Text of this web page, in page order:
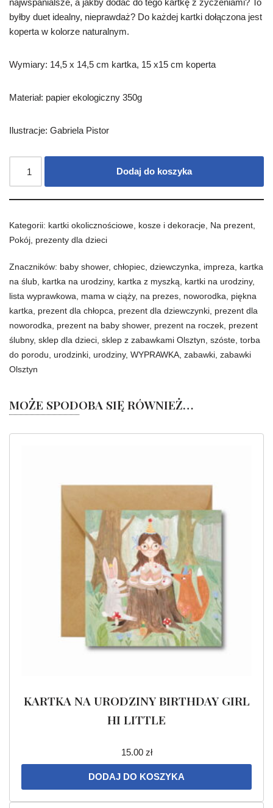
najwspanialsze, a jakby dodać do tego kartkę z życzeniami? To
byłby duet idealny, nieprawdaż? Do każdej kartki dołączona jest
koperta w kolorze naturalnym.
Wymiary: 14,5 x 14,5 cm kartka, 15 x15 cm koperta
Materiał: papier ekologiczny 350g
Ilustracje: Gabriela Pistor
Dodaj do koszyka
Kategorii: kartki okolicznościowe, kosze i dekoracje, Na prezent,
Pokój, prezenty dla dzieci
Znaczników: baby shower, chłopiec, dziewczynka, impreza, kartka
na ślub, kartka na urodziny, kartka z myszką, kartki na urodziny,
lista wyprawkowa, mama w ciąży, na prezes, noworodka, piękna
kartka, prezent dla chłopca, prezent dla dziewczynki, prezent dla
noworodka, prezent na baby shower, prezent na roczek, prezent
ślubny, sklep dla dzieci, sklep z zabawkami Olsztyn, szóste, torba
do porodu, urodzinki, urodziny, WYPRAWKA, zabawki, zabawki
Olsztyn
MOŻE SPODOBA SIĘ RÓWNIEŻ…
KARTKA NA URODZINY BIRTHDAY GIRL
HI LITTLE
15.00 zł
DODAJ DO KOSZYKA